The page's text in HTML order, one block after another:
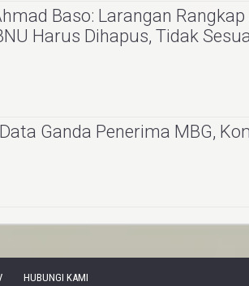
Baso: Larangan
Harus Dihapus, Tidak
Ganda Penerima MBG,
HUBUNGI KAMI